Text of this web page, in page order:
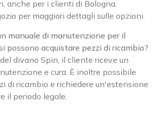
anche per i clienti di Bologna.
per maggiori dettagli sulle opzioni.
manuale di manutenzione per il
possono acquistare pezzi di ricambio?
divano Spin, il cliente riceve un
e cura. È inoltre possibile
di ricambio e richiedere un'estensione
il periodo legale.